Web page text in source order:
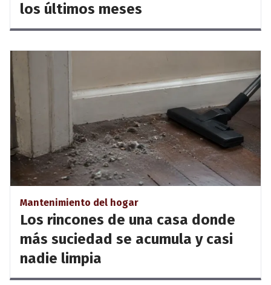
los últimos meses
Mantenimiento del hogar
Los rincones de una casa donde
más suciedad se acumula y casi
nadie limpia